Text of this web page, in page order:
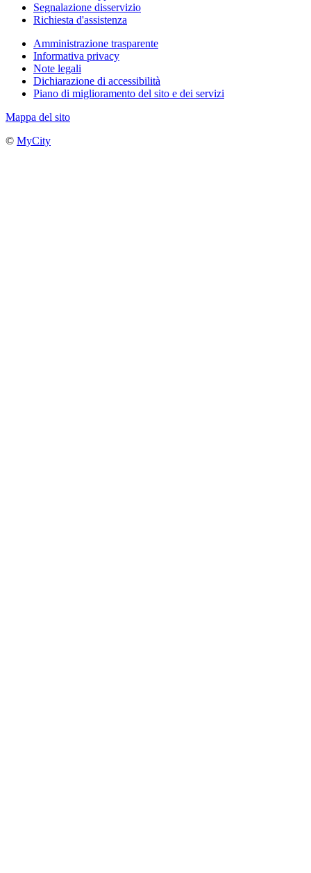
Segnalazione disservizio
Richiesta d'assistenza
Amministrazione trasparente
Informativa privacy
Note legali
Dichiarazione di accessibilità
Piano di miglioramento del sito e dei servizi
Mappa del sito
© MyCity